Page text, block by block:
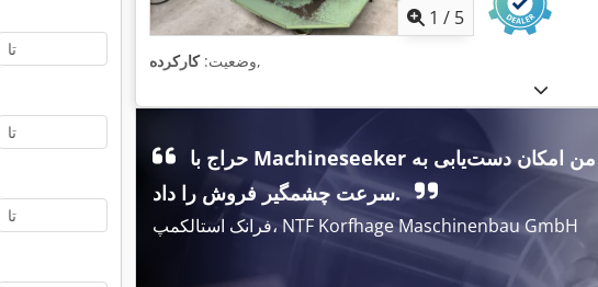
1 / 5
وضعیت:کارکرده ,
سرعت چشمگیر فروش را داد.
فرانک استالکمپ، NTF Korfhage Maschinenbau GmbH